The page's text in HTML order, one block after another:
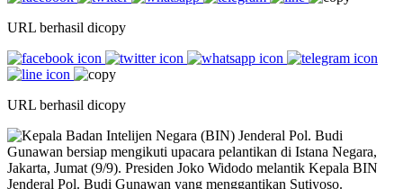
URL berhasil dicopy
URL berhasil dicopy